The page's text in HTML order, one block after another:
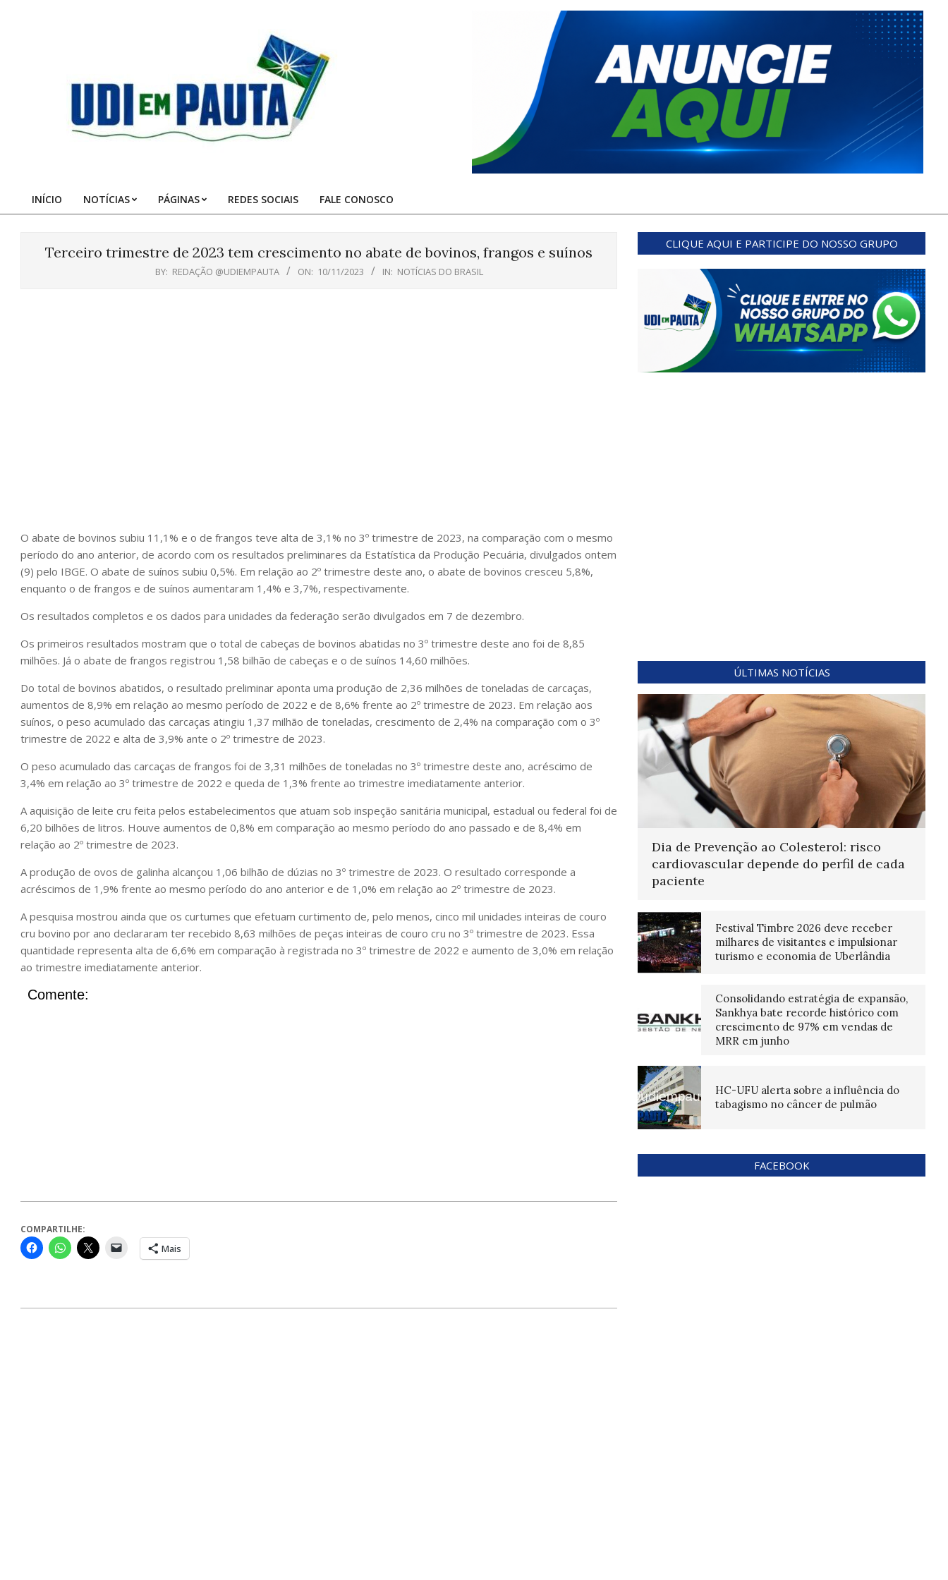
Pauta
Primary
INÍCIO NOTÍCIAS PÁGINAS REDES SOCIAIS FALE CONOSCO
Terceiro trimestre de 2023 tem crescimento no abate de bovinos, frangos e suínos
BY: REDAÇÃO @UDIEMPAUTA ON: 10/11/2023 IN: NOTÍCIAS DO BRASIL
O abate de bovinos subiu 11,1% e o de frangos teve alta de 3,1% no 3º trimestre de 2023, na comparação com o mesmo
período do ano anterior, de acordo com os resultados preliminares da Estatística da Produção Pecuária, divulgados ontem
(9) pelo IBGE. O abate de suínos subiu 0,5%. Em relação ao 2º trimestre deste ano, o abate de bovinos cresceu 5,8%,
enquanto o de frangos e de suínos aumentaram 1,4% e 3,7%, respectivamente.
Os resultados completos e os dados para unidades da federação serão divulgados em 7 de dezembro.
Os primeiros resultados mostram que o total de cabeças de bovinos abatidas no 3º trimestre deste ano foi de 8,85
milhões. Já o abate de frangos registrou 1,58 bilhão de cabeças e o de suínos 14,60 milhões.
Do total de bovinos abatidos, o resultado preliminar aponta uma produção de 2,36 milhões de toneladas de carcaças,
aumentos de 8,9% em relação ao mesmo período de 2022 e de 8,6% frente ao 2º trimestre de 2023. Em relação aos
suínos, o peso acumulado das carcaças atingiu 1,37 milhão de toneladas, crescimento de 2,4% na comparação com o 3º
trimestre de 2022 e alta de 3,9% ante o 2º trimestre de 2023.
O peso acumulado das carcaças de frangos foi de 3,31 milhões de toneladas no 3º trimestre deste ano, acréscimo de
3,4% em relação ao 3º trimestre de 2022 e queda de 1,3% frente ao trimestre imediatamente anterior.
A aquisição de leite cru feita pelos estabelecimentos que atuam sob inspeção sanitária municipal, estadual ou federal foi de
6,20 bilhões de litros. Houve aumentos de 0,8% em comparação ao mesmo período do ano passado e de 8,4% em
relação ao 2º trimestre de 2023.
A produção de ovos de galinha alcançou 1,06 bilhão de dúzias no 3º trimestre de 2023. O resultado corresponde a
acréscimos de 1,9% frente ao mesmo período do ano anterior e de 1,0% em relação ao 2º trimestre de 2023.
A pesquisa mostrou ainda que os curtumes que efetuam curtimento de, pelo menos, cinco mil unidades inteiras de couro
cru bovino por ano declararam ter recebido 8,63 milhões de peças inteiras de couro cru no 3º trimestre de 2023. Essa
quantidade representa alta de 6,6% em comparação à registrada no 3º trimestre de 2022 e aumento de 3,0% em relação
ao trimestre imediatamente anterior.
Comente:
COMPARTILHE:
Mais
CLIQUE AQUI E PARTICIPE DO NOSSO GRUPO
ÚLTIMAS NOTÍCIAS
Dia de Prevenção ao Colesterol: risco
cardiovascular depende do perfil de cada
paciente
Festival Timbre 2026 deve receber
milhares de visitantes e impulsionar
turismo e economia de Uberlândia
Consolidando estratégia de expansão,
Sankhya bate recorde histórico com
crescimento de 97% em vendas de
MRR em junho
HC-UFU alerta sobre a influência do
tabagismo no câncer de pulmão
FACEBOOK